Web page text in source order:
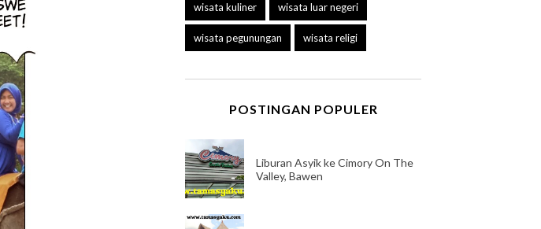
wisata kuliner wisata luar negeri
wisata pegunungan wisata religi
POSTINGAN POPULER
Liburan Asyik ke Cimory On The
Valley, Bawen